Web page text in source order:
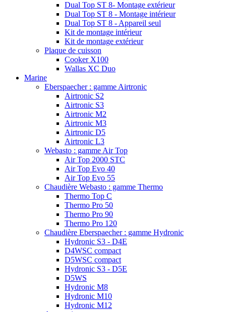
Dual Top ST 8- Montage extérieur
Dual Top ST 8 - Montage intérieur
Dual Top ST 8 - Appareil seul
Kit de montage intérieur
Kit de montage extérieur
Plaque de cuisson
Cooker X100
Wallas XC Duo
Marine
Eberspaecher : gamme Airtronic
Airtronic S2
Airtronic S3
Airtronic M2
Airtronic M3
Airtronic D5
Airtronic L3
Webasto : gamme Air Top
Air Top 2000 STC
Air Top Evo 40
Air Top Evo 55
Chaudière Webasto : gamme Thermo
Thermo Top C
Thermo Pro 50
Thermo Pro 90
Thermo Pro 120
Chaudière Eberspaecher : gamme Hydronic
Hydronic S3 - D4E
D4WSC compact
D5WSC compact
Hydronic S3 - D5E
D5WS
Hydronic M8
Hydronic M10
Hydronic M12